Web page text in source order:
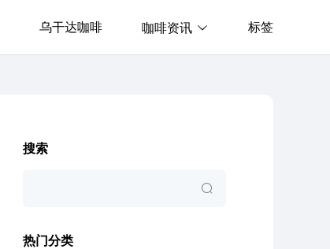
乌干达咖啡 咖啡资讯 标签
搜索
热门分类